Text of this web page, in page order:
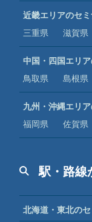
近畿エリアのセ
三重県
滋賀県
中国・四国エリ
鳥取県
島根県
九州・沖縄エリ
福岡県
佐賀県
駅・路線
北海道・東北の